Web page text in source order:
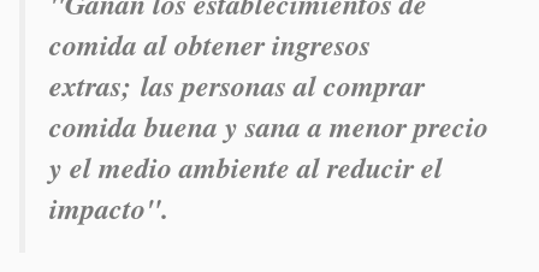
comida al obtener ingresos
extras; las personas al comprar
comida buena y sana a menor precio
y el medio ambiente al reducir el
impacto".